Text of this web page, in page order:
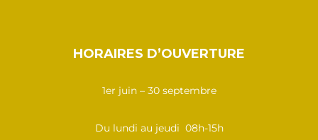
HORAIRES D’OUVERTURE
1er juin – 30 septembre
Du lundi au jeudi 08h-15h